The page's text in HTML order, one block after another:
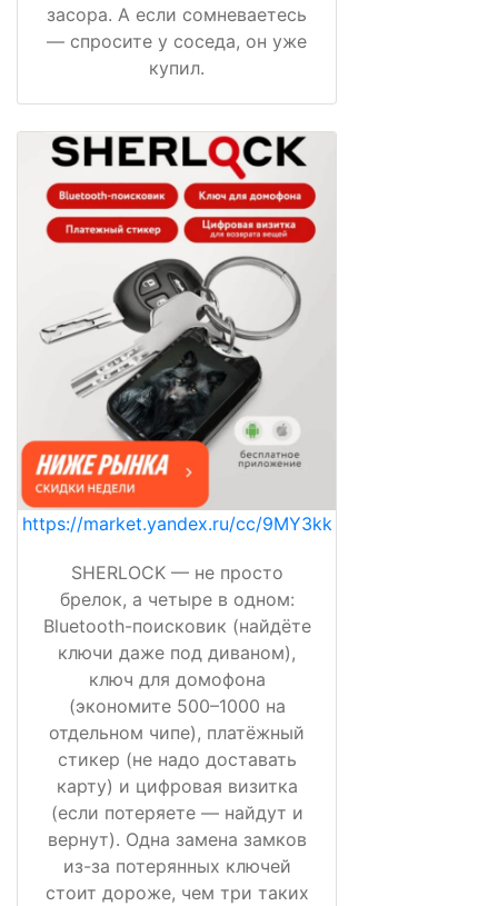
засора. А если сомневаетесь
— спросите у соседа, он уже
купил.
https://market.yandex.ru/cc/9MY3kk
SHERLOCK — не просто
брелок, а четыре в одном:
Bluetooth-поисковик (найдёте
ключи даже под диваном),
ключ для домофона
(экономите 500–1000 на
отдельном чипе), платёжный
стикер (не надо доставать
карту) и цифровая визитка
(если потеряете — найдут и
вернут). Одна замена замков
из-за потерянных ключей
стоит дороже, чем три таких